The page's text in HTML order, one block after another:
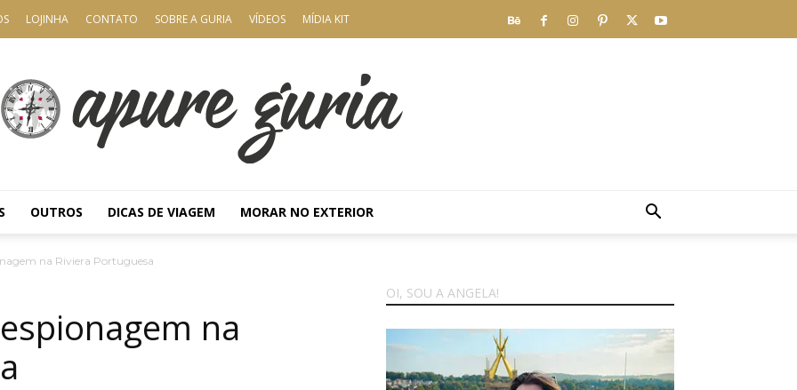
LOJINHA CONTATO SOBRE A GURIA VÍDEOS MÍDIA KIT
OUTROS DICAS DE VIAGEM MORAR NO EXTERIOR
na Riviera Portuguesa
na
OI, SOU A ANGELA!